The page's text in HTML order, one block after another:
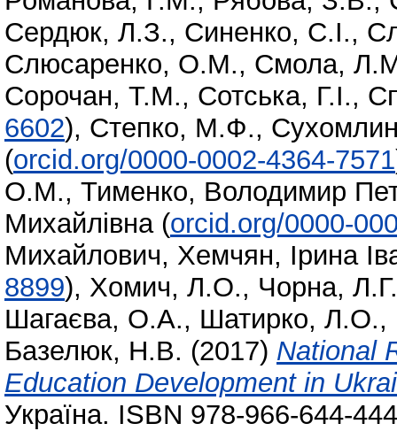
Сердюк, Л.З., Синенко, С.І.,
Слюсаренко, О.М., Смола,
Сорочан, Т.М., Сотська, Г.І.,
6602), Степко, М.Ф.,
(orcid.org/0000-0002-4364-7571
О.М., Тименко, Володимир
Михайлівна (orcid.org/0000-
Михайлович, Хемчян, Ірина
8899), Хомич, Л.О., Чорна, Л.Г.
Шагаєва, О.А., Шатирко, Л.О.,
Базелюк, Н.В. (2017) National
Education Development in
Україна. ISBN 978-966-644-